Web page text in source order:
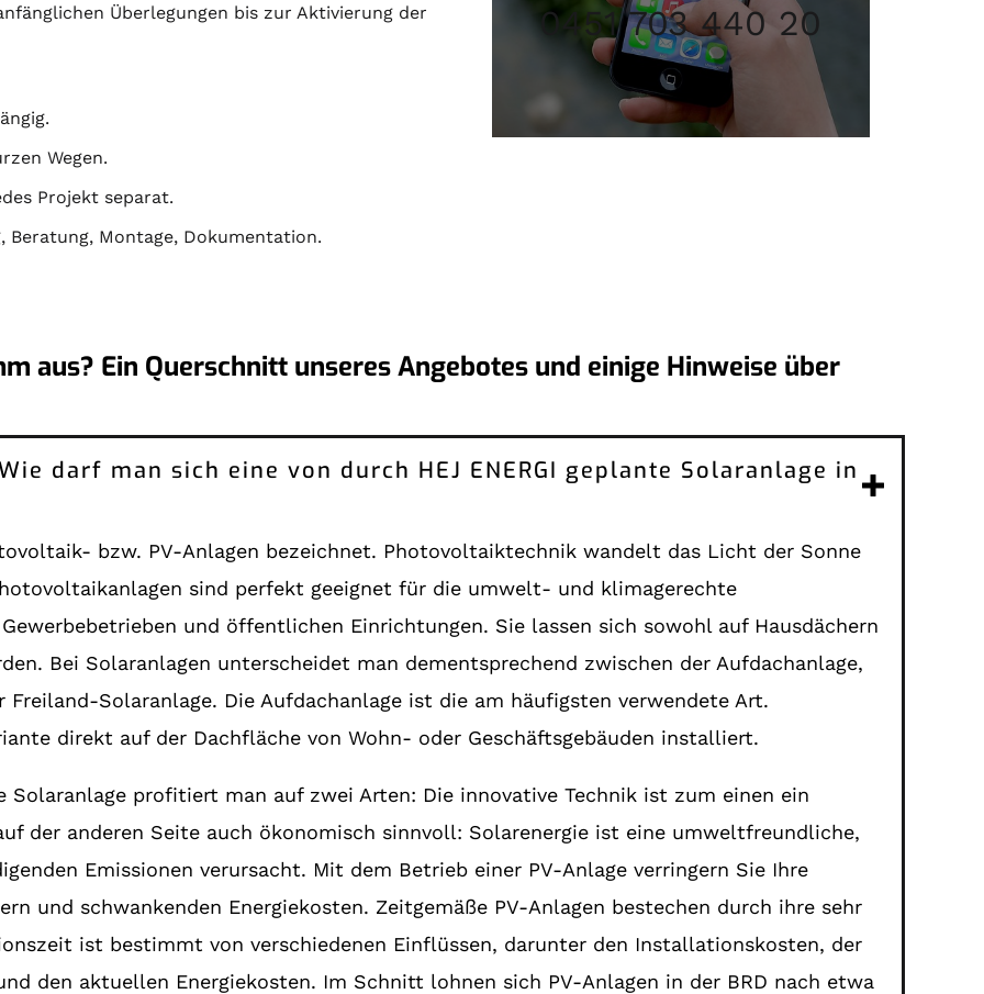
Überlegungen bis zur Aktivierung der
Wegen.
Projekt separat.
, Beratung, Montage, Dokumentation.
0451 703 440 20
aus? Ein Querschnitt unseres Angebotes und einige Hinweise über
darf man sich eine von durch HEJ ENERGI geplante Solaranlage in
bzw. PV-Anlagen bezeichnet. Photovoltaiktechnik wandelt das Licht der Sonne
sind perfekt geeignet für die umwelt- und klimagerechte
und öffentlichen Einrichtungen. Sie lassen sich sowohl auf Hausdächern
Bei Solaranlagen unterscheidet man dementsprechend zwischen der Aufdachanlage,
Freiland-Solaranlage. Die Aufdachanlage ist die am häufigsten verwendete Art.
direkt auf der Dachfläche von Wohn- oder Geschäftsgebäuden installiert.
profitiert man auf zwei Arten: Die innovative Technik ist zum einen ein
der anderen Seite auch ökonomisch sinnvoll: Solarenergie ist eine umweltfreundliche,
Emissionen verursacht. Mit dem Betrieb einer PV-Anlage verringern Sie Ihre
und schwankenden Energiekosten. Zeitgemäße PV-Anlagen bestechen durch ihre sehr
ist bestimmt von verschiedenen Einflüssen, darunter den Installationskosten, der
den aktuellen Energiekosten. Im Schnitt lohnen sich PV-Anlagen in der BRD nach etwa